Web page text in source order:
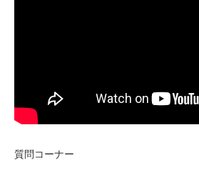
質問コーナー